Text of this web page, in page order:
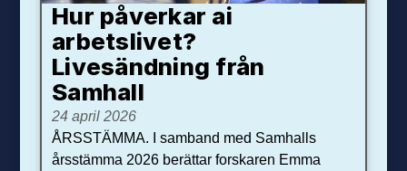
Hur påverkar ai
arbetslivet?
Livesändning från
Samhall
24 april 2026
ÅRSSTÄMMA. I samband med Samhalls
årsstämma 2026 berättar forskaren Emma